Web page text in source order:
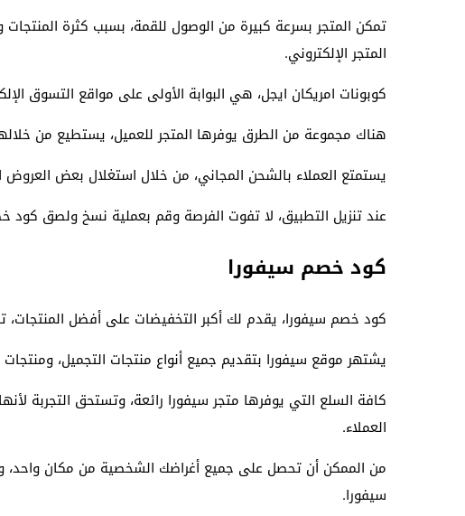
تمكن المتجر بسرعة كبيرة من الوصول للقمة، بسبب كثرة
المتجر الإلكتروني.
كوبونات امريكان ايجل، هي البوابة الأولى على مواقع التسوق
هناك مجموعة من الطرق يوفرها المتجر للعميل، يستطيع من
يستمتع العملاء بالشحن المجاني، من خلال استغلال بعض
عند تنزيل التطبيق، لا تفوت الفرصة وقم بعملية نسخ ولصق كود
كود خصم سيفورا
كود خصم سيفورا، يقدم لك أكبر التخفيضات على أفضل المنتجات،
يشتهر موقع سيفورا بتقديم جميع أنواع منتجات التجميل، ومنتجات
كافة السلع التي يوفرها متجر سيفورا رائعة، وتستحق التجربة
العملاء.
من الممكن أن تحصل على جميع أغراضك الشخصية من مكان واحد،
سيفورا.